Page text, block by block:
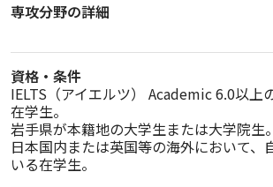
専攻分野の詳細
資格・条件
IELTS（アイエルツ） Academic 6.0以上
在学生。
岩手県が本籍地の大学生または大学院生。
日本国内または英国等の海外において、
いる在学生。